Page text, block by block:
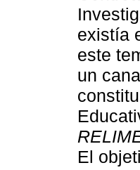
existía
este
un
El